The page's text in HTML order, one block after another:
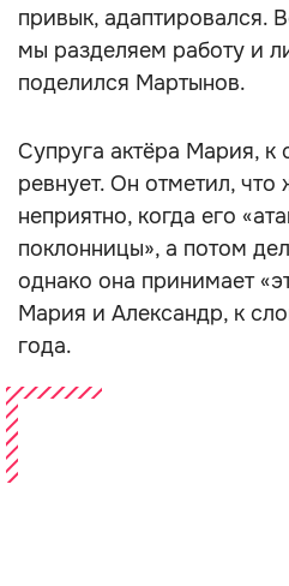
привык, адаптировался.
мы разделяем работу и
поделился Мартынов.
Супруга актёра Мария, к
ревнует. Он отметил, что
неприятно, когда его
поклонницы», а потом
однако она принимает
Мария и Александр, к
года.